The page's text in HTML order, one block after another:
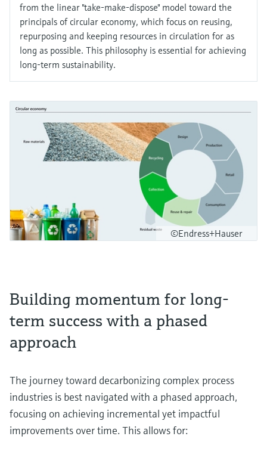
from the linear "take-make-dispose" model toward the
principals of circular economy, which focus on reusing,
repurposing and keeping resources in circulation for as
long as possible. This philosophy is essential for achieving
long-term sustainability.
©Endress+Hauser
Building momentum for long-
term success with a phased
approach
The journey toward decarbonizing complex process
industries is best navigated with a phased approach,
focusing on achieving incremental yet impactful
improvements over time. This allows for: